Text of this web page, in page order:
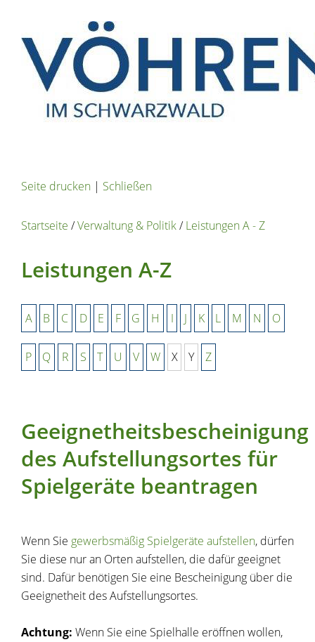
Seite drucken | Schließen
Startseite /Verwaltung & Politik/Leistungen A - Z
Leistungen A-Z
A B C D E F G H I J K L M N O
P Q R S T U V W X Y Z
Geeignetheitsbescheinigung
des Aufstellungsortes für
Spielgeräte beantragen
Wenn Sie gewerbsmäßig Spielgeräte aufstellen, dürfen
Sie diese nur an Orten aufstellen, die dafür geeignet
sind. Dafür benötigen Sie eine Bescheinigung über die
Geeignetheit des Aufstellungsortes.
Achtung: Wenn Sie eine Spielhalle eröffnen wollen,